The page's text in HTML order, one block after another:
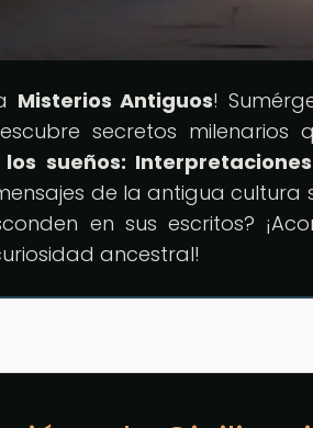
Misterios Antiguos!
secretos
sueños:
de la antigua cultura
en sus escritos?
ancestral!